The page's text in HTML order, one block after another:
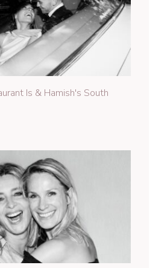
Is & Hamish's South